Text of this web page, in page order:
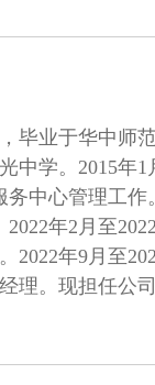
毕业于华中师
中学。2015年1
中心管理工作
年2月至
2022年9月至
理。现担任公